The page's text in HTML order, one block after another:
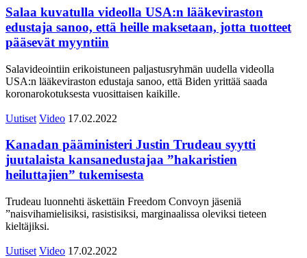
Salaa kuvatulla videolla USA:n lääkeviraston
edustaja sanoo, että heille maksetaan, jotta tuotteet
pääsevät myyntiin
Salavideointiin erikoistuneen paljastusryhmän uudella videolla
USA:n lääkeviraston edustaja sanoo, että Biden yrittää saada
koronarokotuksesta vuosittaisen kaikille.
Uutiset Video 17.02.2022
Kanadan pääministeri Justin Trudeau syytti
juutalaista kansanedustajaa ”hakaristien
heiluttajien” tukemisesta
Trudeau luonnehti äskettäin Freedom Convoyn jäseniä
”naisvihamielisiksi, rasistisiksi, marginaalissa oleviksi tieteen
kieltäjiksi.
Uutiset Video 17.02.2022